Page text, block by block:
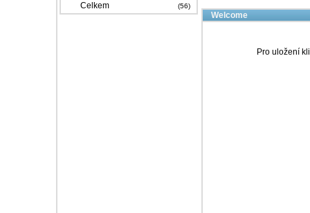
Celkem (56)
Welcome
Pro uložení